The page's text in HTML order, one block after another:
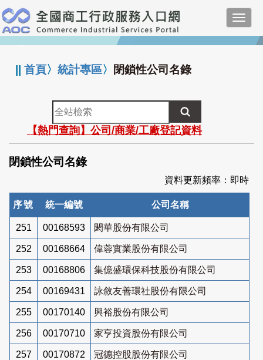
跳
到
主
要
:::
||首頁〉統計專區〉 閉鎖性公司名錄
全
站
檢
索
【熱門查詢】公司/商業/工廠登記資料
閉鎖性公司名錄
資料更新頻率：即時
序號 統一編號 公司名稱
251 00168593 閎華股份有限公司
252 00168664 偉蓉實業股份有限公司
253 00168806 集億盛環保科技股份有限公司
254 00169431 詠敘友善環社股份有限公司
255 00170140 興裕股份有限公司
256 00170710 家亨投資股份有限公司
257 00170872 冠德控股股份有限公司